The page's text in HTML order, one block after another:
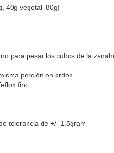
40g vegetal, 80g)
para pesar los cubos de la
porción en orden
fino.
tolerancia de +/- 1.5gram